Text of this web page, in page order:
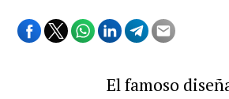
El famoso